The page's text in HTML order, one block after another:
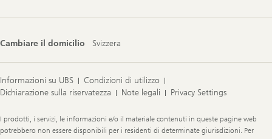
Cambiare il domicilio Svizzera
Informazioni su UBS
Condizioni di utilizzo
Dichiarazione sulla riservatezza
Note legali Privacy Settings
Legal
Information
I prodotti, i servizi, le informazioni e/o il materiale contenuti in queste pagine web
potrebbero non essere disponibili per i residenti di determinate giurisdizioni. Per